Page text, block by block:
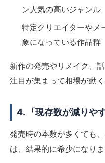
ン人気の高いジャンル
特定クリエイターやメ
象になっている作品群
新作の発売やリメイク、
注目が集まって相場が動く
4. 「現存数が減りや
発売時の本数が多くても
は、結果的に希少になりま